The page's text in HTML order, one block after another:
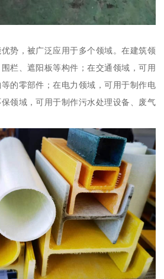
势，被广泛应用于多个领域。在建筑领
栏、遮阳板等构件；在交通领域，可用
的零部件；在电力领域，可用于制作电
领域，可用于制作污水处理设备、废气